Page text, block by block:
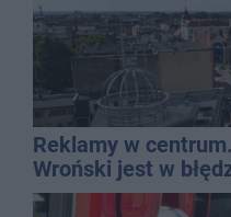
Reklamy w
Wroński jest w